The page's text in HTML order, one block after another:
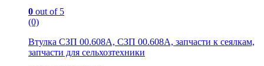
0 out of 5
(0)
Втулка СЗП 00.608А, СЗП 00.608А, запчасти к сеялкам,
запчасти для сельхозтехники